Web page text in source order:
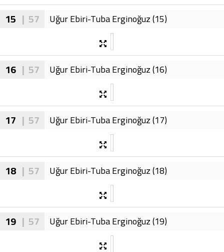
15 | 57 Uğur Ebiri-Tuba Erginoğuz (15)
16 | 57 Uğur Ebiri-Tuba Erginoğuz (16)
17 | 57 Uğur Ebiri-Tuba Erginoğuz (17)
18 | 57 Uğur Ebiri-Tuba Erginoğuz (18)
19 | 57 Uğur Ebiri-Tuba Erginoğuz (19)